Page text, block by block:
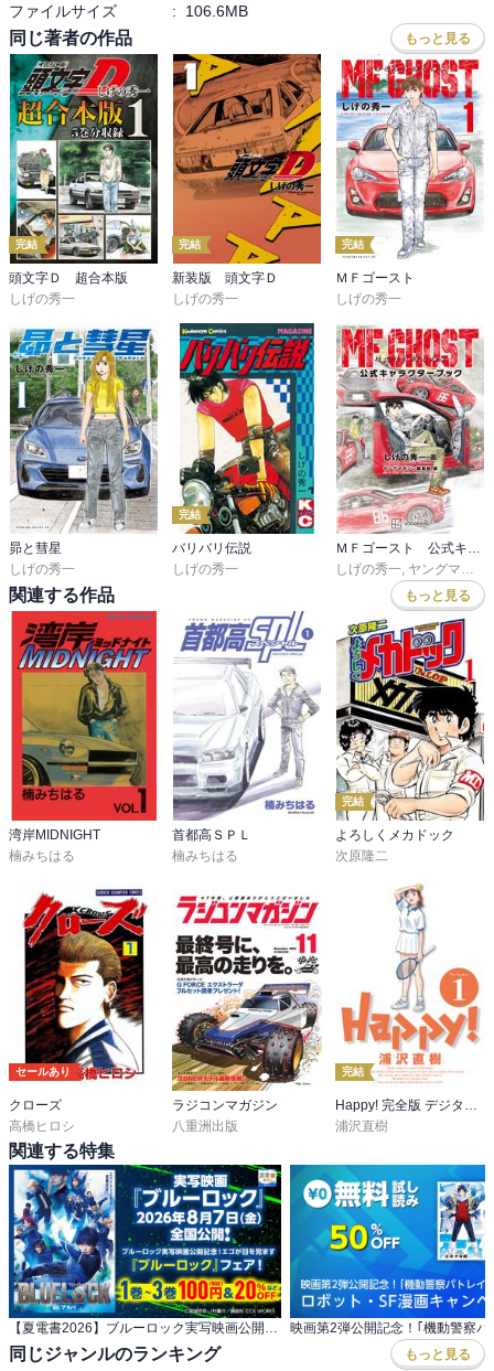
ファイルサイズ
: 106.6MB
同じ著者の作品 もっと見る
完結
頭文字Ｄ 超合本版
しげの秀一
完結
新装版 頭文字Ｄ
しげの秀一
完結
ＭＦゴースト
しげの秀一
昴と彗星
しげの秀一
完結
バリバリ伝説
しげの秀一
しげの秀一 ヤングマガジン編集部
関連する作品 もっと見る
湾岸MIDNIGHT
楠みちはる
首都高ＳＰＬ
楠みちはる
完結
よろしくメカドック
次原隆二
セールあり
クローズ
高橋ヒロシ
ラジコンマガジン
八重洲出版
完結
浦沢直樹
関連する特集
同じジャンルのランキング もっと見る